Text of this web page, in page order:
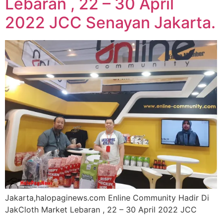
2022 JCC Senayan Jakarta.
Jakarta,halopaginews.com Enline Community Hadir Di
JakCloth Market Lebaran , 22 – 30 April 2022 JCC